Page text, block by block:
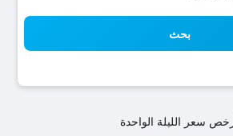
بحث
سعر الليلة الواحدة